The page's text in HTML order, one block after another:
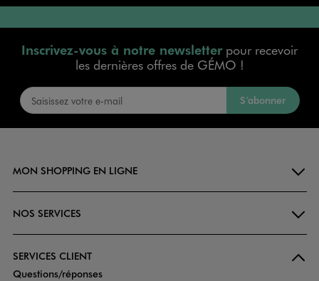
Inscrivez-vous à notre newsletterpour recevoir
les dernières offres de GÉMO !
S’abonner
MON SHOPPING EN LIGNE
NOS SERVICES
SERVICES CLIENT
Questions/réponses